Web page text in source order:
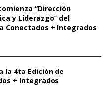
“Dirección
y Liderazgo” del
Conectados + Integrados
la 4ta Edición de
+ Integrados